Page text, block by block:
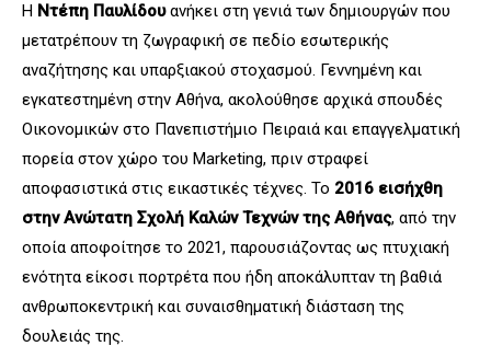
Η Ντέπη Παυλίδουανήκει στη γενιά των δημιουργών που
μετατρέπουν τη ζωγραφική σε πεδίο εσωτερικής
αναζήτησης και υπαρξιακού στοχασμού. Γεννημένη και
εγκατεστημένη στην Αθήνα, ακολούθησε αρχικά σπουδές
Οικονομικών στο Πανεπιστήμιο Πειραιά και επαγγελματική
πορεία στον χώρο του Marketing, πριν στραφεί
αποφασιστικά στις εικαστικές τέχνες. Το 2016 εισήχθη
στην Ανώτατη Σχολή Καλών Τεχνών της Αθήνας, από την
οποία αποφοίτησε το 2021, παρουσιάζοντας ως πτυχιακή
ενότητα είκοσι πορτρέτα που ήδη αποκάλυπταν τη βαθιά
ανθρωποκεντρική και συναισθηματική διάσταση της
δουλειάς της.